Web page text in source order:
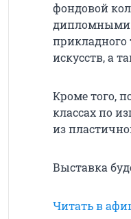
фондовой
дипломными
прикладного
искусств, а
Кроме того,
классах по
из
Выставка
Читать в